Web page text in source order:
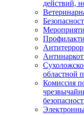
действий,
Антитеррор
областной
Комиссия